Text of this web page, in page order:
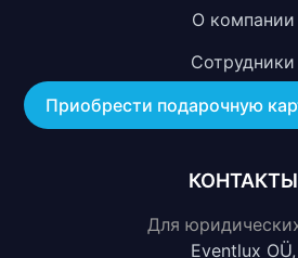
О компании
Сотрудники
Контакты
КОНТАКТЫ
Для
Eventlux OÜ,
Приобрести подарочную